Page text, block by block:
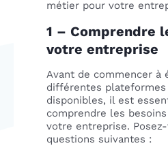
métier pour votre
1 – Comprendre
votre entreprise
Avant de commencer à
différentes
disponibles, il est
comprendre les
votre entreprise.
questions suivantes :